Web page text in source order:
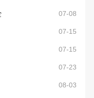
07-08
07-15
07-15
07-23
08-03